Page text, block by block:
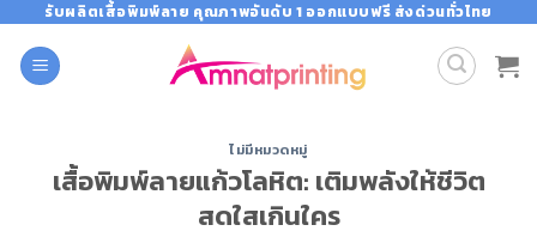
content
รับผลิตเสื้อพิมพ์ลาย คุณภาพอันดับ 1 ออกแบบฟรี ส่งด่วนทั่วไทย
ไม่มีหมวดหมู่
เสื้อพิมพ์ลายแก้วโลหิต: เติมพลังให้ชีวิต
สดใสเกินใคร